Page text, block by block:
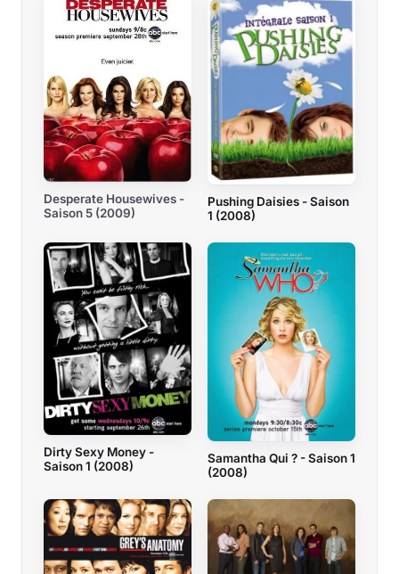
Desperate Housewives -
Saison 5 (2009)
Pushing Daisies - Saison
1 (2008)
Dirty Sexy Money -
Saison 1 (2008)
Samantha Qui ? - Saison 1
(2008)